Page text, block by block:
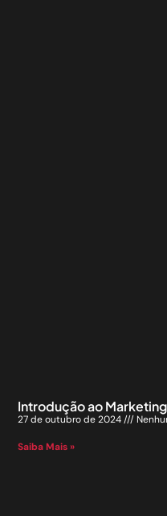
Introdução ao
27 de outubro de 2024
Saiba Mais »